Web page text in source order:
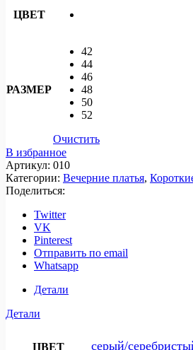
ЦВЕТ
РАЗМЕР
42
44
46
48
50
52
Очистить
В избранное
Артикул: 010
Категории: Вечерние платья,
Поделиться:
Twitter
VK
Pinterest
Отправить по email
Whatsapp
Детали
Детали
ЦВЕТ серый/